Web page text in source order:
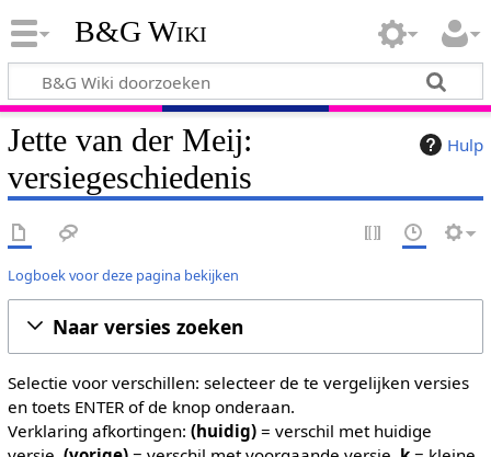
B&G Wiki
Hulp
Jette van der Meij:
versiegeschiedenis
Logboek voor deze pagina bekijken
Naar versies zoeken
Selectie voor verschillen: selecteer de te vergelijken versies
en toets ENTER of de knop onderaan.
Verklaring afkortingen: (huidig)= verschil met huidige